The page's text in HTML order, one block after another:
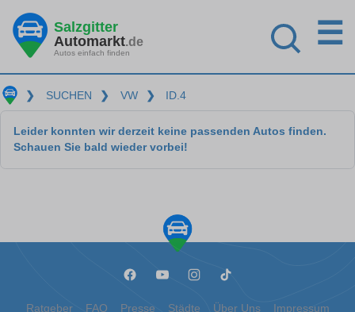
Salzgitter
Automarkt.de
Autos einfach finden
☰
❯ SUCHEN ❯ VW ❯ ID.4
Leider konnten wir derzeit keine passenden Autos finden.
Schauen Sie bald wieder vorbei!
Ratgeber FAQ Presse Städte Über Uns Impressum